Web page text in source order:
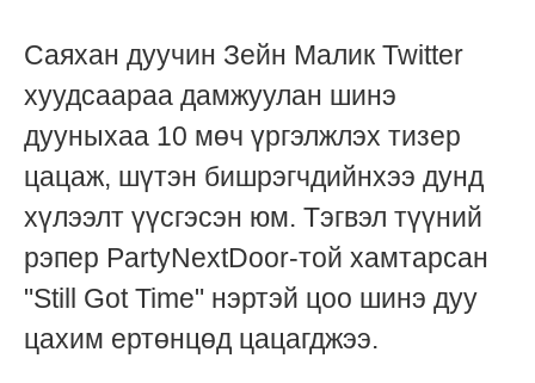
Саяхан дуучин Зейн Малик Twitter
хуудсаараа дамжуулан шинэ
дууныхаа 10 мөч үргэлжлэх тизер
цацаж, шүтэн бишрэгчдийнхээ дунд
хүлээлт үүсгэсэн юм. Тэгвэл түүний
рэпер PartyNextDoor-той хамтарсан
"Still Got Time" нэртэй цоо шинэ дуу
цахим ертөнцөд цацагджээ.